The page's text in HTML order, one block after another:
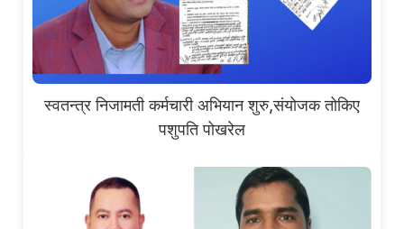
स्वतन्त्र निजामती कर्मचारी अभियान शुरु,संयोजक तोकिए
पशुपति पोखरेल